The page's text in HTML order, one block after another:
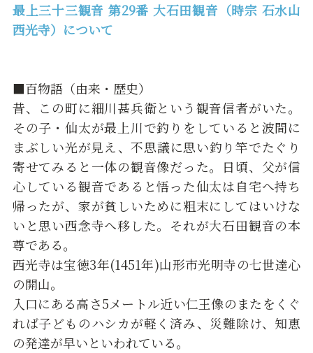
最上三十三観音 第29番 大石田観音（時宗 石水山
西光寺）について
■百物語（由来・歴史）
昔、この町に細川甚兵衛という観音信者がいた。
その子・仙太が最上川で釣りをしていると波間に
まぶしい光が見え、不思議に思い釣り竿でたぐり
寄せてみると一体の観音像だった。日頃、父が信
心している観音であると悟った仙太は自宅へ持ち
帰ったが、家が貧しいために粗末にしてはいけな
いと思い西念寺へ移した。それが大石田観音の本
尊である。
西光寺は宝徳3年(1451年)山形市光明寺の七世達心
の開山。
入口にある高さ5メートル近い仁王像のまたをくぐ
れば子どものハシカが軽く済み、災難除け、知恵
の発達が早いといわれている。